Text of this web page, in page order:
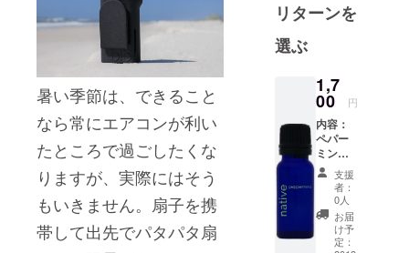
暑い季節は、できること
なら常にエアコンが利い
たところで過ごしたくな
りますが、実際にはそう
もいきません。扇子を携
帯して出先でパタパタ扇
たアメリカ
さな自己資
「blö」は現
在特許出願
中。
リターンを
選ぶ
1,7
00 円
内容：
ペパー
ミント
オイル1
本※ 送
料無料※
このリ
ターン
はblö本
支援
者：
0人
お届
け予
定：